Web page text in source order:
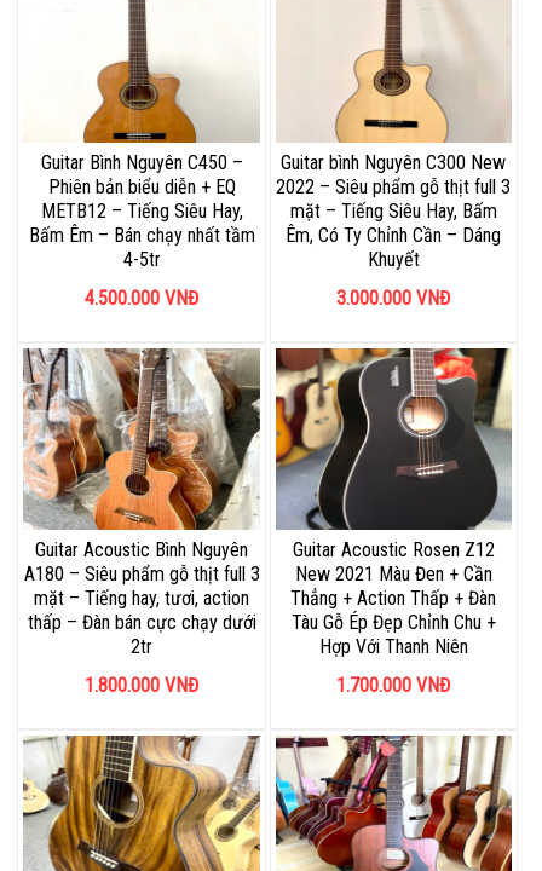
Guitar Bình Nguyên C450 –
Phiên bản biểu diễn + EQ
METB12 – Tiếng Siêu Hay,
Bấm Êm – Bán chạy nhất tầm
4-5tr
4.500.000 VNĐ
Guitar bình Nguyên C300 New
2022 – Siêu phẩm gỗ thịt full 3
mặt – Tiếng Siêu Hay, Bấm
Êm, Có Ty Chỉnh Cần – Dáng
Khuyết
3.000.000 VNĐ
Guitar Acoustic Bình Nguyên
A180 – Siêu phẩm gỗ thịt full 3
mặt – Tiếng hay, tươi, action
thấp – Đàn bán cực chạy dưới
2tr
1.800.000 VNĐ
Guitar Acoustic Rosen Z12
New 2021 Màu Đen + Cần
Thẳng + Action Thấp + Đàn
Tàu Gỗ Ép Đẹp Chỉnh Chu +
Hợp Với Thanh Niên
1.700.000 VNĐ